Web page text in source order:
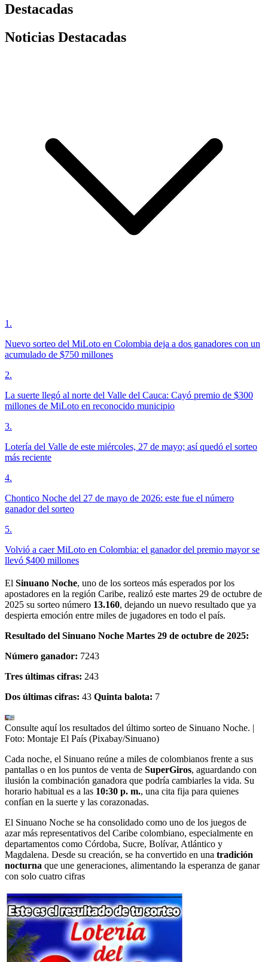
Destacadas
Noticias Destacadas
1 .
Nuevo sorteo del MiLoto en Colombia deja a dos ganadores con un
acumulado de $750 millones
2.
La suerte llegó al norte del Valle del Cauca: Cayó premio de $300
millones de MiLoto en reconocido municipio
3.
Lotería del Valle de este miércoles, 27 de mayo; así quedó el sorteo
más reciente
4.
Chontico Noche del 27 de mayo de 2026: este fue el número
ganador del sorteo
5.
Volvió a caer MiLoto en Colombia: el ganador del premio mayor se
llevó $400 millones
El Sinuano Noche, uno de los sorteos más esperados por los
apostadores en la región Caribe, realizó este martes 29 de octubre de
2025 su sorteo número 13.160, dejando un nuevo resultado que ya
despierta emoción entre miles de jugadores en todo el país.
Resultado del Sinuano Noche Martes 29 de octubre de 2025:
Número ganador: 7243
Tres últimas cifras: 243
Dos últimas cifras: 43 Quinta balota: 7
Consulte aquí los resultados del último sorteo de Sinuano Noche. |
Foto: Montaje El País (Pixabay/Sinuano)
Cada noche, el Sinuano reúne a miles de colombianos frente a sus
pantallas o en los puntos de venta de SuperGiros, aguardando con
ilusión la combinación ganadora que podría cambiarles la vida. Su
horario habitual es a las 10:30 p. m., una cita fija para quienes
confían en la suerte y las corazonadas.
El Sinuano Noche se ha consolidado como uno de los juegos de
azar más representativos del Caribe colombiano, especialmente en
departamentos como Córdoba, Sucre, Bolívar, Atlántico y
Magdalena. Desde su creación, se ha convertido en una tradición
nocturna que une generaciones, alimentando la esperanza de ganar
con solo cuatro cifras